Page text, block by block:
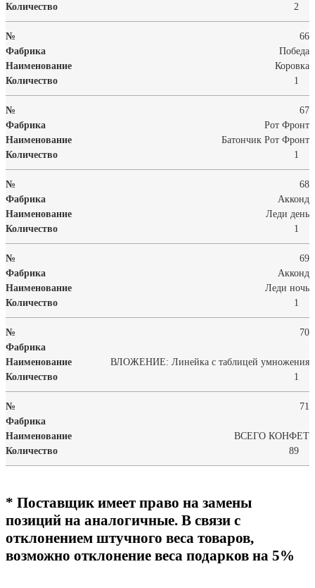
2
66
Победа
Коровка
1
67
Рот Фронт
Батончик Рот Фронт
1
68
Акконд
Леди день
1
69
Акконд
Леди ночь
1
70
ВЛОЖЕНИЕ: Линейка с таблицей умножения
1
71
ВСЕГО КОНФЕТ
89
* Поставщик имеет право на замены
позиций на аналогичные. В связи с
отклонением штучного веса товаров,
возможно отклонение веса подарков на 5%